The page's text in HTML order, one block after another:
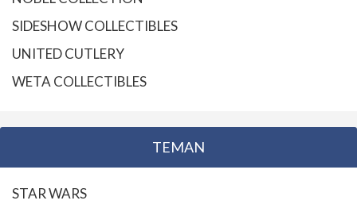
SIDESHOW COLLECTIBLES
UNITED CUTLERY
WETA COLLECTIBLES
TEMAN
STAR WARS